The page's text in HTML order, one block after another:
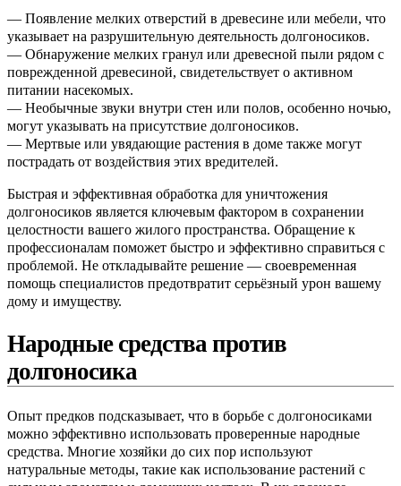
— Появление мелких отверстий в древесине или мебели, что
указывает на разрушительную деятельность долгоносиков.
— Обнаружение мелких гранул или древесной пыли рядом с
поврежденной древесиной, свидетельствует о активном
питании насекомых.
— Необычные звуки внутри стен или полов, особенно ночью,
могут указывать на присутствие долгоносиков.
— Мертвые или увядающие растения в доме также могут
пострадать от воздействия этих вредителей.
Быстрая и эффективная обработка для уничтожения
долгоносиков является ключевым фактором в сохранении
целостности вашего жилого пространства. Обращение к
профессионалам поможет быстро и эффективно справиться с
проблемой. Не откладывайте решение — своевременная
помощь специалистов предотвратит серьёзный урон вашему
дому и имуществу.
Народные средства против
долгоносика
Опыт предков подсказывает, что в борьбе с долгоносиками
можно эффективно использовать проверенные народные
средства. Многие хозяйки до сих пор используют
натуральные методы, такие как использование растений с